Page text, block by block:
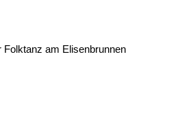
Folktanz am Elisenbrunnen